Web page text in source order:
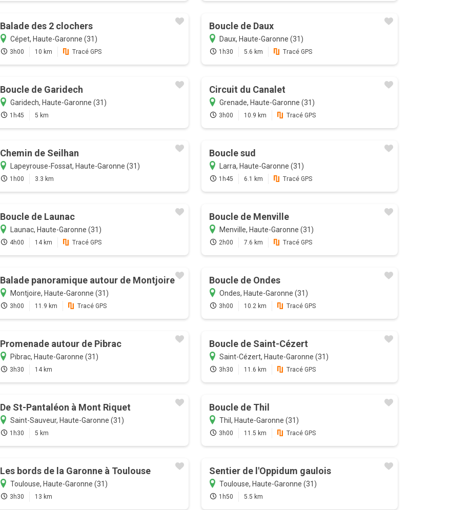
Balade des 2 clochers
Cépet, Haute-Garonne (31)
3h00 10 km Tracé GPS
Boucle de Daux
Daux, Haute-Garonne (31)
1h30 5.6 km Tracé GPS
Boucle de Garidech
Garidech, Haute-Garonne (31)
1h45 5 km
Circuit du Canalet
Grenade, Haute-Garonne (31)
3h00 10.9 km Tracé GPS
Chemin de Seilhan
Lapeyrouse-Fossat, Haute-Garonne (31)
1h00 3.3 km
Boucle sud
Larra, Haute-Garonne (31)
1h45 6.1 km Tracé GPS
Boucle de Launac
Launac, Haute-Garonne (31)
4h00 14 km Tracé GPS
Boucle de Menville
Menville, Haute-Garonne (31)
2h00 7.6 km Tracé GPS
Balade panoramique autour de Montjoire
Montjoire, Haute-Garonne (31)
3h00 11.9 km Tracé GPS
Boucle de Ondes
Ondes, Haute-Garonne (31)
3h00 10.2 km Tracé GPS
Promenade autour de Pibrac
Pibrac, Haute-Garonne (31)
3h30 14 km
Boucle de Saint-Cézert
Saint-Cézert, Haute-Garonne (31)
3h30 11.6 km Tracé GPS
De St-Pantaléon à Mont Riquet
Saint-Sauveur, Haute-Garonne (31)
1h30 5 km
Boucle de Thil
Thil, Haute-Garonne (31)
3h00 11.5 km Tracé GPS
Les bords de la Garonne à Toulouse
Toulouse, Haute-Garonne (31)
3h30 13 km
Sentier de l'Oppidum gaulois
Toulouse, Haute-Garonne (31)
1h50 5.5 km